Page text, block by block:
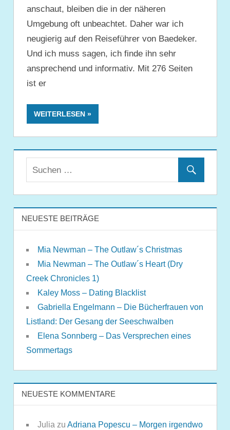
anschaut, bleiben die in der näheren
Umgebung oft unbeachtet. Daher war ich
neugierig auf den Reiseführer von Baedeker.
Und ich muss sagen, ich finde ihn sehr
ansprechend und informativ. Mit 276 Seiten
ist er
WEITERLESEN
NEUESTE BEITRÄGE
Mia Newman – The Outlaw´s Christmas
Mia Newman – The Outlaw´s Heart (Dry
Creek Chronicles 1)
Kaley Moss – Dating Blacklist
Gabriella Engelmann – Die Bücherfrauen von
Listland: Der Gesang der Seeschwalben
Elena Sonnberg – Das Versprechen eines
Sommertags
NEUESTE KOMMENTARE
Julia zu Adriana Popescu – Morgen irgendwo